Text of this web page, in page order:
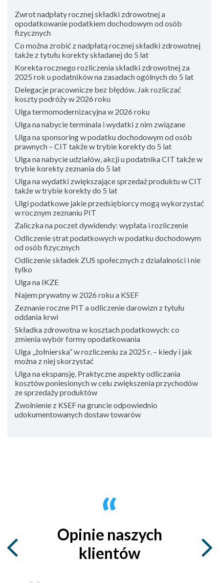
Zwrot nadpłaty rocznej składki zdrowotnej a
opodatkowanie podatkiem dochodowym od osób
fizycznych
Co można zrobić z nadpłatą rocznej składki zdrowotnej
także z tytułu korekty składanej do 5 lat
Korekta rocznego rozliczenia składki zdrowotnej za
2025 rok u podatników na zasadach ogólnych do 5 lat
Delegacje pracownicze bez błędów. Jak rozliczać
koszty podróży w 2026 roku
Ulga termomodernizacyjna w 2026 roku
Ulga na nabycie terminala i wydatki z nim związane
Ulga na sponsoring w podatku dochodowym od osób
prawnych – CIT także w trybie korekty do 5 lat
Ulga na nabycie udziałów, akcji u podatnika CIT także w
trybie korekty zeznania do 5 lat
Ulga na wydatki zwiększające sprzedaż produktu w CIT
także w trybie korekty do 5 lat
Ulgi podatkowe jakie przedsiębiorcy mogą wykorzystać
w rocznym zeznaniu PIT
Zaliczka na poczet dywidendy: wypłata i rozliczenie
Odliczenie strat podatkowych w podatku dochodowym
od osób fizycznych
Odliczenie składek ZUS społecznych z działalności i nie
tylko
Ulga na IKZE
Najem prywatny w 2026 roku a KSEF
Zeznanie roczne PIT a odliczenie darowizn z tytułu
oddania krwi
Składka zdrowotna w kosztach podatkowych: co
zmienia wybór formy opodatkowania
Ulga „żołnierska” w rozliczeniu za 2025 r. – kiedy i jak
można z niej skorzystać
Ulga na ekspansję. Praktyczne aspekty odliczania
kosztów poniesionych w celu zwiększenia przychodów
ze sprzedaży produktów
Zwolnienie z KSEF na gruncie odpowiednio
udokumentowanych dostaw towarów
Opinie naszych
klientów